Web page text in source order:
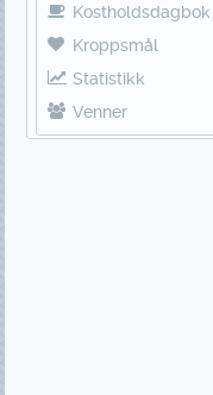
Kostholdsdagbok
Kroppsmål
Statistikk
Venner